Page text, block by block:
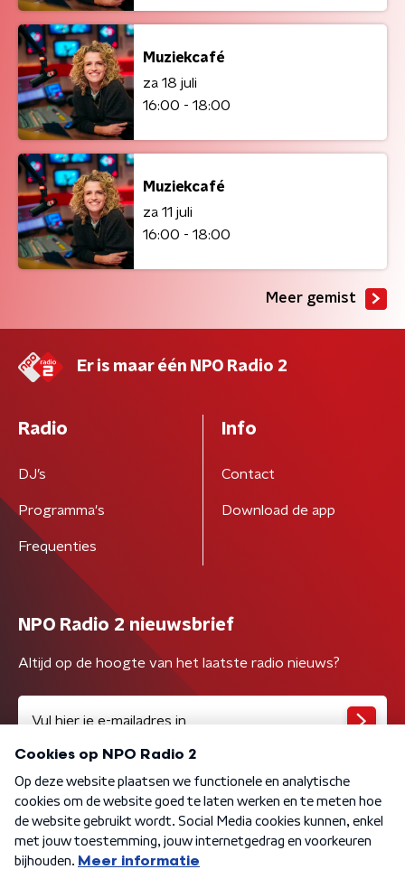
Muziekcafé
za 18 juli
16:00 - 18:00
Muziekcafé
za 11 juli
16:00 - 18:00
Meer gemist
Er is maar één NPO Radio 2
Radio
DJ’s
Programma's
Frequenties
Info
Contact
Download de app
NPO Radio 2 nieuwsbrief
Altijd op de hoogte van het laatste radio nieuws?
Algemene voorwaarden